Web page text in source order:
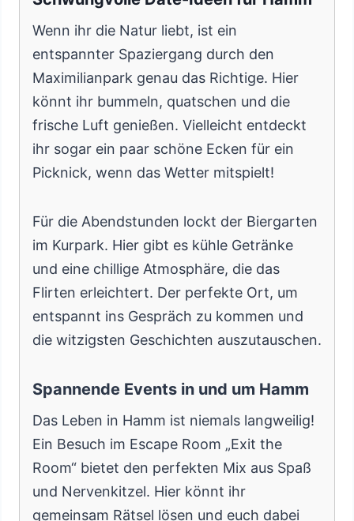
Wenn ihr die Natur liebt, ist ein
entspannter Spaziergang durch den
Maximilianpark genau das Richtige. Hier
könnt ihr bummeln, quatschen und die
frische Luft genießen. Vielleicht entdeckt
ihr sogar ein paar schöne Ecken für ein
Picknick, wenn das Wetter mitspielt!
Für die Abendstunden lockt der Biergarten
im Kurpark. Hier gibt es kühle Getränke
und eine chillige Atmosphäre, die das
Flirten erleichtert. Der perfekte Ort, um
entspannt ins Gespräch zu kommen und
die witzigsten Geschichten auszutauschen.
Spannende Events in und um Hamm
Das Leben in Hamm ist niemals langweilig!
Ein Besuch im Escape Room „Exit the
Room“ bietet den perfekten Mix aus Spaß
und Nervenkitzel. Hier könnt ihr
gemeinsam Rätsel lösen und euch dabei